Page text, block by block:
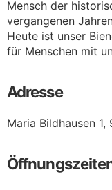
Mensch der
vergangenen
Heute ist unser
für Menschen mit
Adresse
Maria Bildhausen